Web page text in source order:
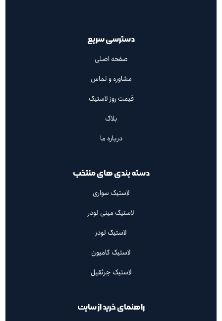
دسترسی سریع
صفحه اصلی
مشاوره و تماس
قیمت روز لاستیک
بلاگ
درباره ما
دسته بندی های منتخب
لاستیک سواری
لاستیک مینی لودر
لاستیک لودر
لاستیک کامیون
لاستیک جرثقیل
راهنمای خرید از سایت